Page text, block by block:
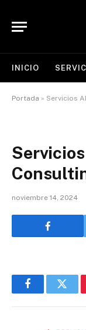
INICIO
Portada » Servicios
noviembre 14, 2024
Facebook